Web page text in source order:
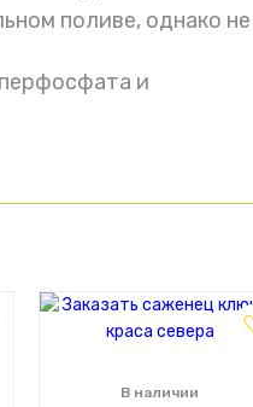
поливе, однако не
и
В наличии